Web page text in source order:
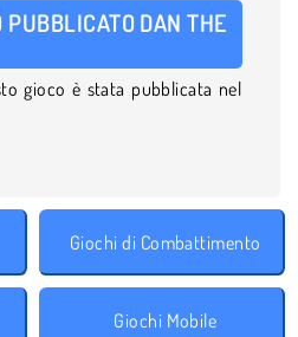
PUBBLICATO DAN THE
gioco è stata pubblicata nel
Giochi di Combattimento
Giochi Mobile